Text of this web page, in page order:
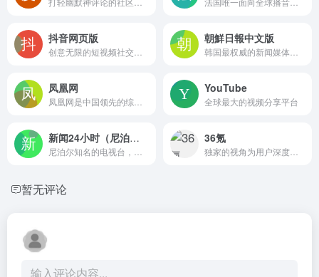
抖音网页版 朝鮮日報中文版
凤凰网 YouTube
全球最大的视频分享平台
新闻24小时（尼泊尔） 36氪
暂无评论